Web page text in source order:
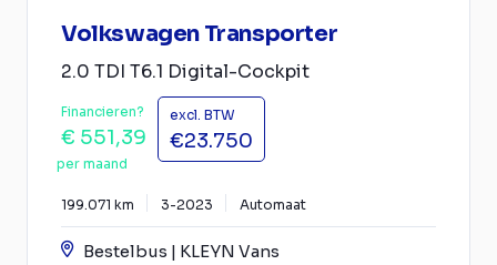
Volkswagen Transporter
2.0 TDI T6.1 Digital-Cockpit
Financieren?
€ 551,39
per maand
excl. BTW
€23.750
199.071 km 3-2023 Automaat
Bestelbus | KLEYN Vans